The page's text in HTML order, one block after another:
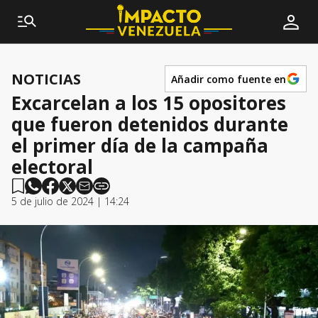
NOTICIAS Añadir como fuente en
Excarcelan a los 15 opositores
que fueron detenidos durante
el primer día de la campaña
electoral
5 de julio de 2024 | 14:24